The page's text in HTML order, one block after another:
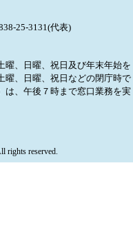
25-3131(代表)
曜、日曜、祝日及び年末年始を
、日曜、祝日などの閉庁時で
は、午後７時まで窓口業務を実
rights reserved.